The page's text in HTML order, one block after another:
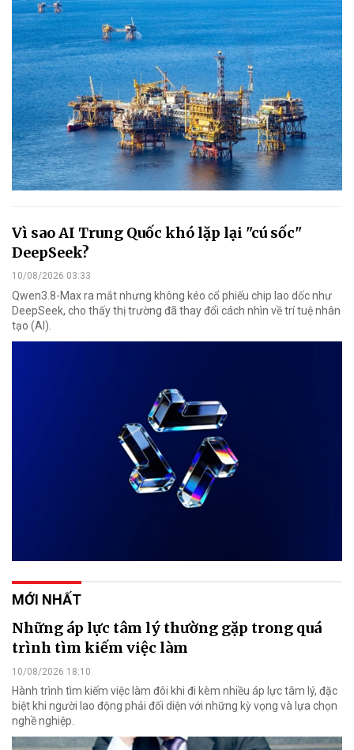
Vì sao AI Trung Quốc khó lặp lại "cú sốc"
DeepSeek?
10/08/2026 03:33
Qwen3.8-Max ra mắt nhưng không kéo cổ phiếu chip lao dốc như
DeepSeek, cho thấy thị trường đã thay đổi cách nhìn về trí tuệ nhân
tạo (AI).
MỚI NHẤT
Những áp lực tâm lý thường gặp trong quá
trình tìm kiếm việc làm
10/08/2026 18:10
Hành trình tìm kiếm việc làm đôi khi đi kèm nhiều áp lực tâm lý, đặc
biệt khi người lao động phải đối diện với những kỳ vọng và lựa chọn
nghề nghiệp.